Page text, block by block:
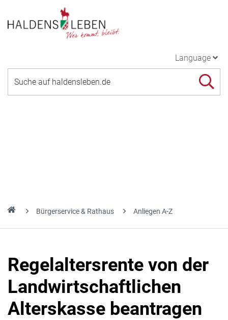
Language
Bürgerservice & Rathaus Anliegen A-Z
Regelaltersrente von der
Landwirtschaftlichen
Alterskasse beantragen